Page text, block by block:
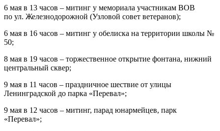
6 мая в 13 часов – митинг у мемориала участникам ВОВ
по ул. Железнодорожной (Узловой совет ветеранов);
6 мая в 16 часов – митинг у обелиска на территории школы №
50;
8 мая в 19 часов – торжественное открытие фонтана, нижний
центральный сквер;
9 мая в 11 часов – праздничное шествие от улицы
Ленинградской до парка «Перевал»;
9 мая в 12 часов – митинг, парад юнармейцев, парк
«Перевал»;